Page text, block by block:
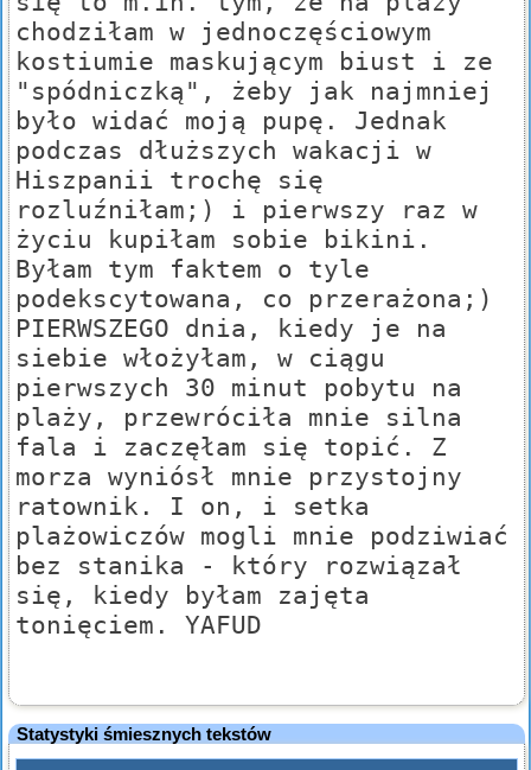
chodziłam w jednoczęściowym
kostiumie maskującym biust i ze
"spódniczką", żeby jak najmniej
było widać moją pupę. Jednak
podczas dłuższych wakacji w
Hiszpanii trochę się
rozluźniłam;) i pierwszy raz w
życiu kupiłam sobie bikini.
Byłam tym faktem o tyle
podekscytowana, co przerażona;)
PIERWSZEGO dnia, kiedy je na
siebie włożyłam, w ciągu
pierwszych 30 minut pobytu na
plaży, przewróciła mnie silna
fala i zaczęłam się topić. Z
morza wyniósł mnie przystojny
ratownik. I on, i setka
plażowiczów mogli mnie podziwiać
bez stanika - który rozwiązał
się, kiedy byłam zajęta
tonięciem. YAFUD
Statystyki śmiesznych tekstów